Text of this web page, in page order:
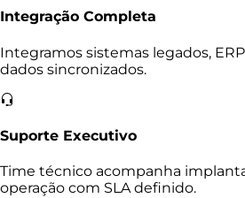
Integração Completa
Integramos sistemas legados,
dados sincronizados.
Suporte Executivo
Time técnico acompanha
operação com SLA definido.